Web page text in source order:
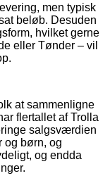
men typisk
beløb. Desuden
hvilket gerne
eller Tønder – vil
at sammenligne
flertallet af Trolla
salgsværdien
og børn, og
og endda